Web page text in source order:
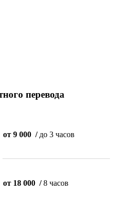
перевода
от 9 000 /до 3 часов
от 18 000 /8 часов